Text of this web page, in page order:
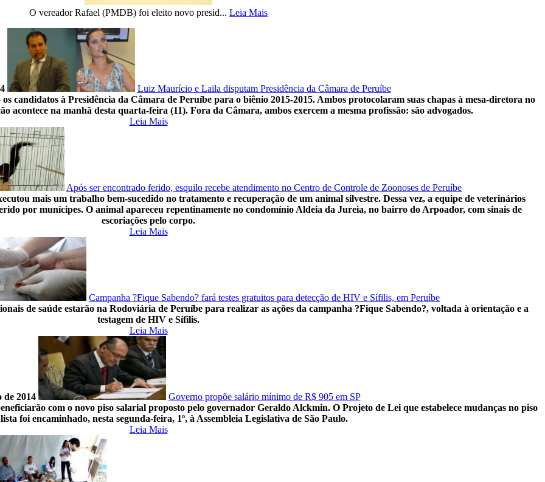
O vereador Rafael (PMDB) foi eleito novo presid... Leia Mais
Luiz Maurício e Laila disputam Presidência da Câmara de Peruíbe
candidatos à Presidência da Câmara de Peruíbe para o biênio 2015-2015. Ambos protocolaram suas chapas à mesa-diretora no
acontece na manhã desta quarta-feira (11). Fora da Câmara, ambos exercem a mesma profissão: são advogados.
Leia Mais
Após ser encontrado ferido, esquilo recebe atendimento no Centro de Controle de Zoonoses de Peruíbe
mais um trabalho bem-sucedido no tratamento e recuperação de um animal silvestre. Dessa vez, a equipe de veterinários
por munícipes. O animal apareceu repentinamente no condomínio Aldeia da Jureia, no bairro do Arpoador, com sinais de
escoriações pelo corpo.
Leia Mais
Campanha ?Fique Sabendo? fará testes gratuitos para detecção de HIV e Sífilis, em Peruíbe
de saúde estarão na Rodoviária de Peruíbe para realizar as ações da campanha ?Fique Sabendo?, voltada à orientação e a
testagem de HIV e Sífilis.
Leia Mais
de 2014
Governo propõe salário mínimo de R$ 905 em SP
com o novo piso salarial proposto pelo governador Geraldo Alckmin. O Projeto de Lei que estabelece mudanças no piso
foi encaminhado, nesta segunda-feira, 1º, à Assembleia Legislativa de São Paulo.
Leia Mais